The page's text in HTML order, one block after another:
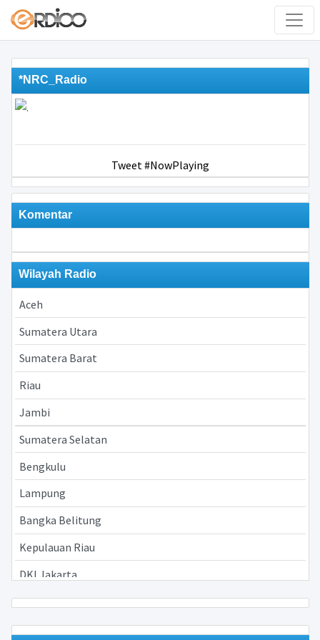
*NRC_Radio
Tweet #NowPlaying
Komentar
Wilayah Radio
Aceh
Sumatera Utara
Sumatera Barat
Riau
Jambi
Sumatera Selatan
Bengkulu
Lampung
Bangka Belitung
Kepulauan Riau
DKI Jakarta
Jawa Barat
Jawa Tengah